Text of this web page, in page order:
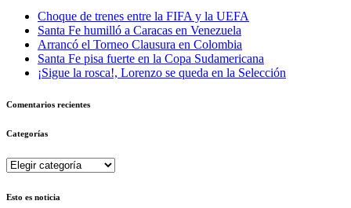
Choque de trenes entre la FIFA y la UEFA
Santa Fe humilló a Caracas en Venezuela
Arrancó el Torneo Clausura en Colombia
Santa Fe pisa fuerte en la Copa Sudamericana
¡Sigue la rosca!, Lorenzo se queda en la Selección
Comentarios recientes
Categorías
Categorías
Esto es noticia